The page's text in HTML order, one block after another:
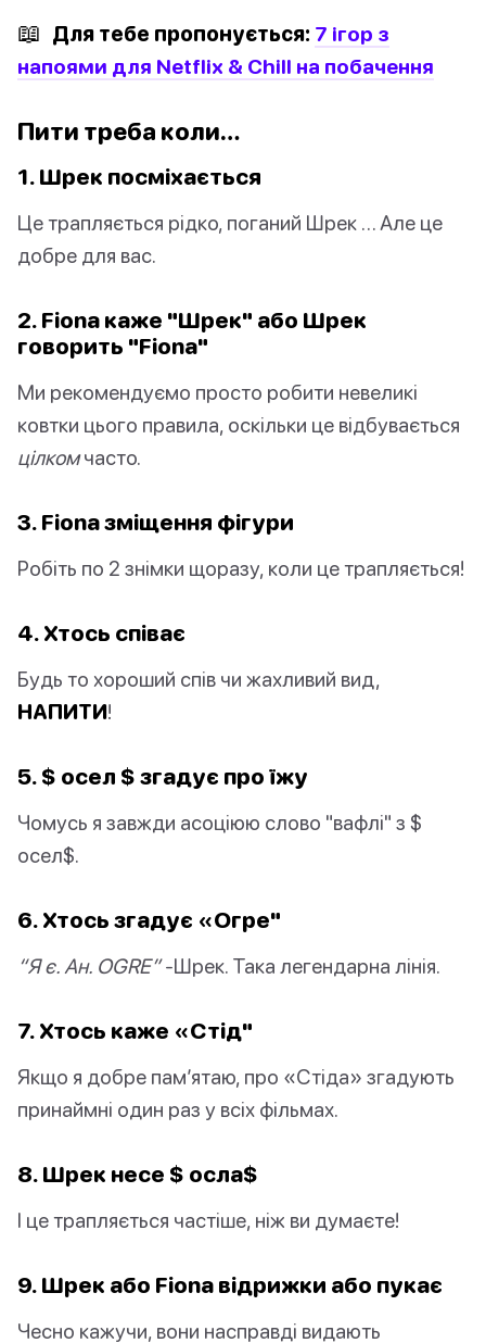
📖 Для тебе пропонується: 7 ігор з
напоями для Netflix & Chill на побачення
Пити треба коли…
1. Шрек посміхається
Це трапляється рідко, поганий Шрек … Але це
добре для вас.
2. Fiona каже "Шрек" або Шрек
говорить "Fiona"
Ми рекомендуємо просто робити невеликі
ковтки цього правила, оскільки це відбувається
цілкомчасто.
3. Fiona зміщення фігури
Робіть по 2 знімки щоразу, коли це трапляється!
4. Хтось співає
Будь то хороший спів чи жахливий вид,
НАПИТИ!
5. $ осел $ згадує про їжу
Чомусь я завжди асоціюю слово "вафлі" з $
осел$.
6. Хтось згадує «Огре"
“Я є. Ан. OGRE”-Шрек. Така легендарна лінія.
7. Хтось каже «Стід"
Якщо я добре пам’ятаю, про «Стіда» згадують
принаймні один раз у всіх фільмах.
8. Шрек несе $ осла$
І це трапляється частіше, ніж ви думаєте!
9. Шрек або Fiona відрижки або пукає
Чесно кажучи, вони насправді видають